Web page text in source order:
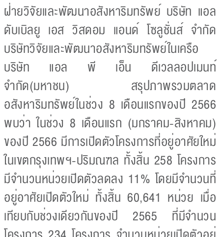
ฝ่ายวิจัยและพัฒนาอสังหาริมทรัพย์ บริษัท แอล
ดับเบิลยู เอส วิสดอม แอนด์ โซลูชั่นส์ จำกัด
บริษัทวิจัยและพัฒนาอสังหาริมทรัพย์ในเครือ
บริษัท แอล พี เอ็น ดีเวลลอปเมนท์
จำกัด(มหาชน) สรุปภาพรวมตลาด
อสังหาริมทรัพย์ในช่วง 8 เดือนแรกของปี 2566
พบว่า ในช่วง 8 เดือนแรก (มกราคม-สิงหาคม)
ของปี 2566 มีการเปิดตัวโครงการที่อยู่อาศัยใหม่
ในเขตกรุงเทพฯ-ปริมณฑล ทั้งสิ้น 258 โครงการ
มีจำนวนหน่วยเปิดตัวลดลง 11% โดยมีจำนวนที่
อยู่อาศัยเปิดตัวใหม่ ทั้งสิ้น 60,641 หน่วย เมื่อ
เทียบกับช่วงเดียวกันของปี 2565 ที่มีจำนวน